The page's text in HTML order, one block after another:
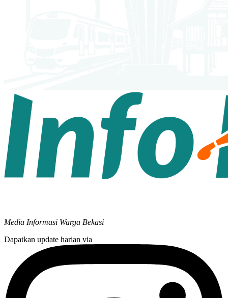
Media Informasi Warga Bekasi
Dapatkan update harian via